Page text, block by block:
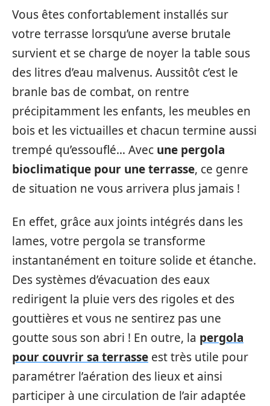
Vous êtes confortablement installés sur
votre terrasse lorsqu’une averse brutale
survient et se charge de noyer la table sous
des litres d’eau malvenus. Aussitôt c’est le
branle bas de combat, on rentre
précipitamment les enfants, les meubles en
bois et les victuailles et chacun termine aussi
trempé qu’essouflé… Avec une pergola
bioclimatique pour une terrasse, ce genre
de situation ne vous arrivera plus jamais !
En effet, grâce aux joints intégrés dans les
lames, votre pergola se transforme
instantanément en toiture solide et étanche.
Des systèmes d’évacuation des eaux
redirigent la pluie vers des rigoles et des
gouttières et vous ne sentirez pas une
goutte sous son abri ! En outre, la pergola
pour couvrir sa terrasse est très utile pour
paramétrer l’aération des lieux et ainsi
participer à une circulation de l’air adaptée